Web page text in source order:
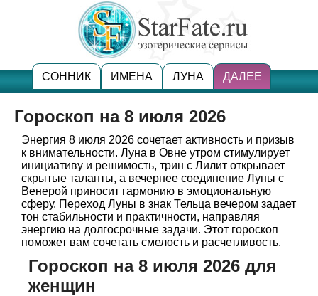
СОННИК ИМЕНА ЛУНА ДАЛЕЕ
Гороскоп на 8 июля 2026
Энергия 8 июля 2026 сочетает активность и призыв
к внимательности. Луна в Овне утром стимулирует
инициативу и решимость, трин с Лилит открывает
скрытые таланты, а вечернее соединение Луны с
Венерой приносит гармонию в эмоциональную
сферу. Переход Луны в знак Тельца вечером задает
тон стабильности и практичности, направляя
энергию на долгосрочные задачи. Этот гороскоп
поможет вам сочетать смелость и расчетливость.
Гороскоп на 8 июля 2026 для
женщин